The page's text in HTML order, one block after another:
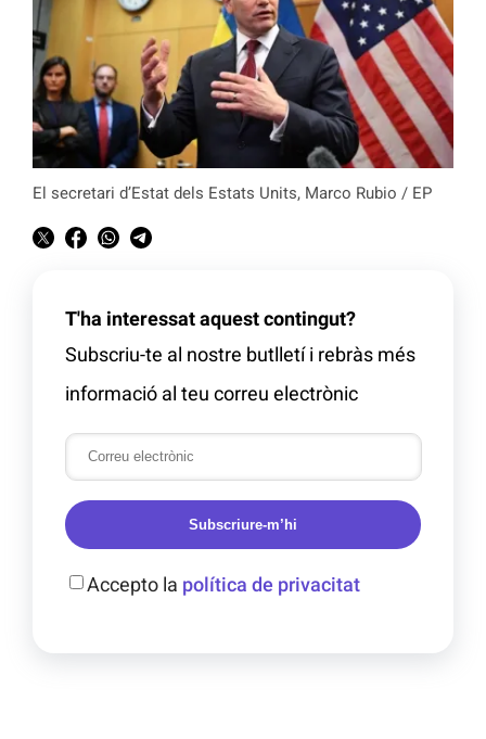
El secretari d’Estat dels Estats Units, Marco Rubio / EP
T'ha interessat aquest contingut?
Subscriu-te al nostre butlletí i rebràs més
informació al teu correu electrònic
Subscriure-m’hi
Accepto la política de privacitat